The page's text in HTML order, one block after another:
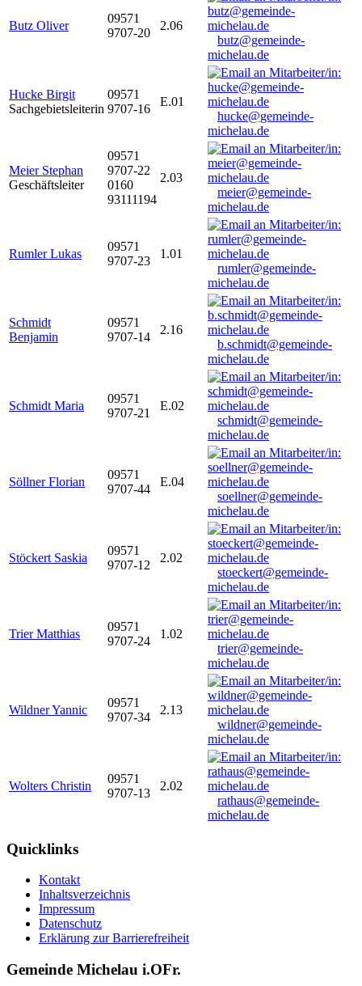
Butz Oliver
09571
9707-20
2.06
butz@gemeinde-
michelau.de
Hucke Birgit
Sachgebietsleiterin
09571
9707-16
E.01
hucke@gemeinde-
michelau.de
Meier Stephan
Geschäftsleiter
09571
9707-22
0160
93111194
2.03
meier@gemeinde-
michelau.de
Rumler Lukas
09571
9707-23
1.01
rumler@gemeinde-
michelau.de
Schmidt
Benjamin
09571
9707-14
2.16
b.schmidt@gemeinde-
michelau.de
Schmidt Maria
09571
9707-21
E.02
schmidt@gemeinde-
michelau.de
Söllner Florian
09571
9707-44
E.04
soellner@gemeinde-
michelau.de
Stöckert Saskia
09571
9707-12
2.02
stoeckert@gemeinde-
michelau.de
Trier Matthias
09571
9707-24
1.02
trier@gemeinde-
michelau.de
Wildner Yannic
09571
9707-34
2.13
wildner@gemeinde-
michelau.de
Wolters Christin
09571
9707-13
2.02
rathaus@gemeinde-
michelau.de
Quicklinks
Kontakt
Inhaltsverzeichnis
Impressum
Datenschutz
Erklärung zur Barrierefreiheit
Gemeinde Michelau i.OFr.